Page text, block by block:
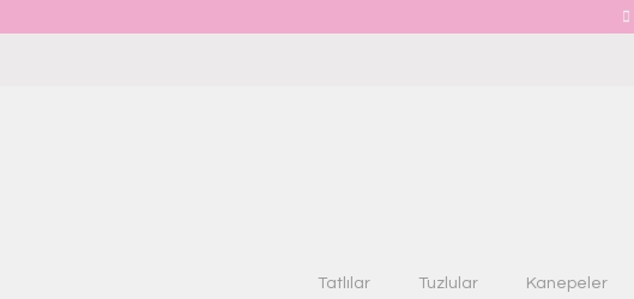
Tatlılar Tuzlular Kanepeler